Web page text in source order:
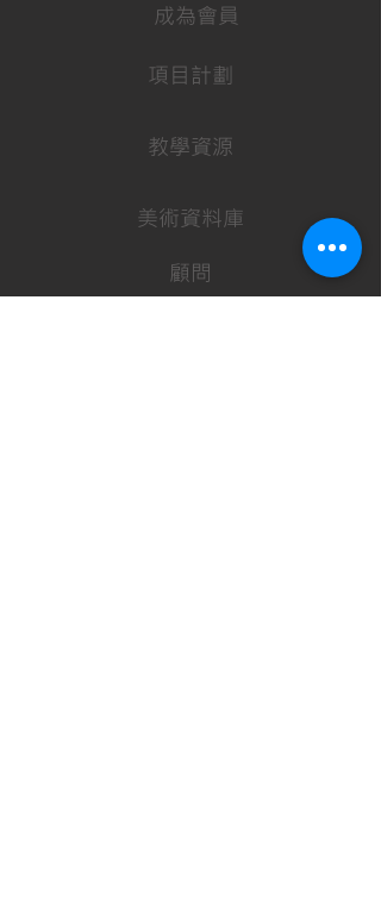
成為會員
項目計劃
教學資源
美術資料庫
顧問